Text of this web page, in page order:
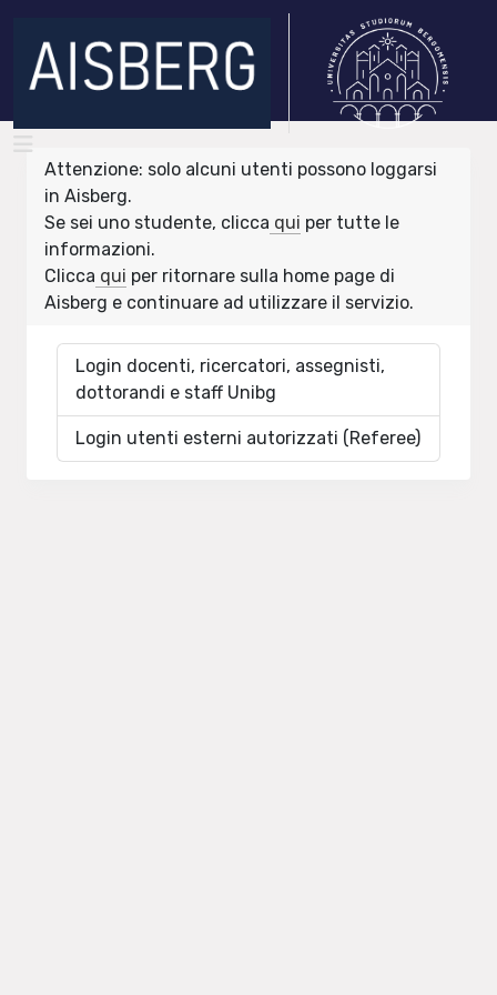
Attenzione: solo alcuni utenti possono loggarsi
in Aisberg.
Se sei uno studente, clicca qui per tutte le
informazioni.
Clicca qui per ritornare sulla home page di
Aisberg e continuare ad utilizzare il servizio.
Login docenti, ricercatori, assegnisti,
dottorandi e staff Unibg
Login utenti esterni autorizzati (Referee)